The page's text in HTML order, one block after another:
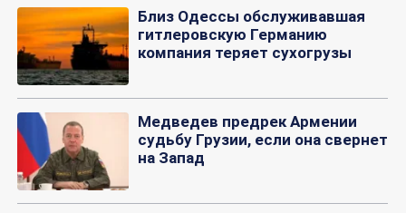
Близ Одессы обслуживавшая
гитлеровскую Германию
компания теряет сухогрузы
Медведев предрек Армении
судьбу Грузии, если она свернет
на Запад